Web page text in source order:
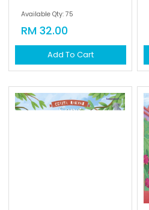
Available Qty: 75
RM 32.00
Add To Cart